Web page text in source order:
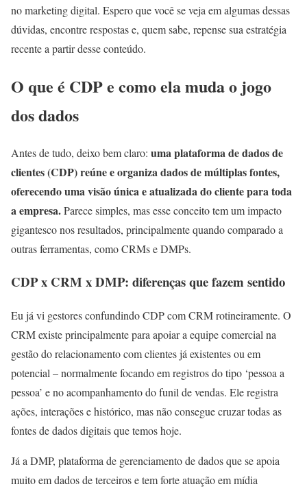
no marketing digital. Espero que você se veja em algumas dessas
dúvidas, encontre respostas e, quem sabe, repense sua estratégia
recente a partir desse conteúdo.
O que é CDP e como ela muda o jogo
dos dados
Antes de tudo, deixo bem claro: uma plataforma de dados de
clientes (CDP) reúne e organiza dados de múltiplas fontes,
oferecendo uma visão única e atualizada do cliente para toda
a empresa.Parece simples, mas esse conceito tem um impacto
gigantesco nos resultados, principalmente quando comparado a
outras ferramentas, como CRMs e DMPs.
CDP x CRM x DMP: diferenças que fazem sentido
Eu já vi gestores confundindo CDP com CRM rotineiramente. O
CRM existe principalmente para apoiar a equipe comercial na
gestão do relacionamento com clientes já existentes ou em
potencial – normalmente focando em registros do tipo ‘pessoa a
pessoa’ e no acompanhamento do funil de vendas. Ele registra
ações, interações e histórico, mas não consegue cruzar todas as
fontes de dados digitais que temos hoje.
Já a DMP, plataforma de gerenciamento de dados que se apoia
muito em dados de terceiros e tem forte atuação em mídia